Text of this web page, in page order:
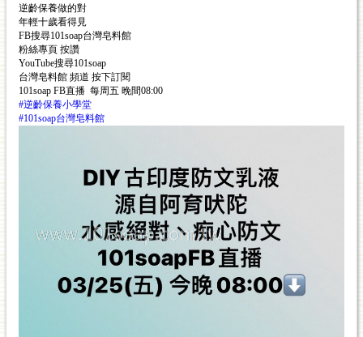
逆齡保養做的對
年輕十歲看得見
FB搜尋101soap台灣皂料館
粉絲專頁 按讚
YouTube搜尋101soap
台灣皂料館 頻道 按下訂閱
101soap FB直播  每周五 晚間08:00
#逆齡保養小學堂
#101soap台灣皂料館